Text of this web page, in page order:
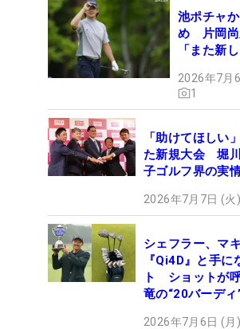
池ポチャ
め 片岡尚
「また新
2026年7月
1
「助けてほしい
た新規大会 堀
子ゴルフ界の実
2026年7月7日 (火
シェフラー、マ
『Qi4D』と手
ト ショットが
竜の“20バーディ
2026年7月6日 (月